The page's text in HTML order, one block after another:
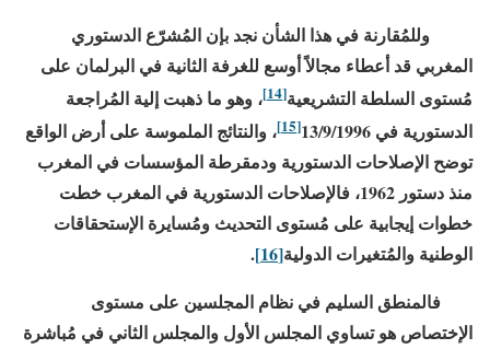
وللمُقارنة في هذا الشأن نجد بإن المُشرّع الدستوري
المغربي قد أعطاء مجالاً أوسع للغرفة الثانية في البرلمان على
مُستوى السلطة التشريعية[14]
، وهو ما ذهبت إلية المُراجعة
الدستورية في
13/9/1996
[15] ، والنتائج الملموسة على أرض الواقع
توضح الإصلاحات الدستورية ودمقرطة المؤسسات في المغرب
منذ دستور 1962، فالإصلاحات الدستورية في المغرب خطت
خطوات إيجابية على مُستوى التحديث ومُسايرة الإستحقاقات
الوطنية والمُتغيرات الدولية[16]
.
فالمنطق السليم في نظام المجلسين على مستوى
الإختصاص هو تساوي المجلس الأول والمجلس الثاني في مُباشرة